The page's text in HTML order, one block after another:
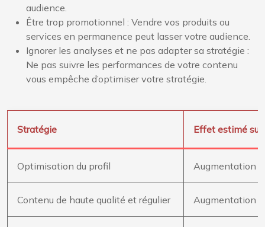
audience.
Être trop promotionnel : Vendre vos produits ou
services en permanence peut lasser votre audience.
Ignorer les analyses et ne pas adapter sa stratégie :
Ne pas suivre les performances de votre contenu
vous empêche d’optimiser votre stratégie.
Stratégie Effet estimé sur
Optimisation du profil Augmentation
Contenu de haute qualité et régulier Augmentation